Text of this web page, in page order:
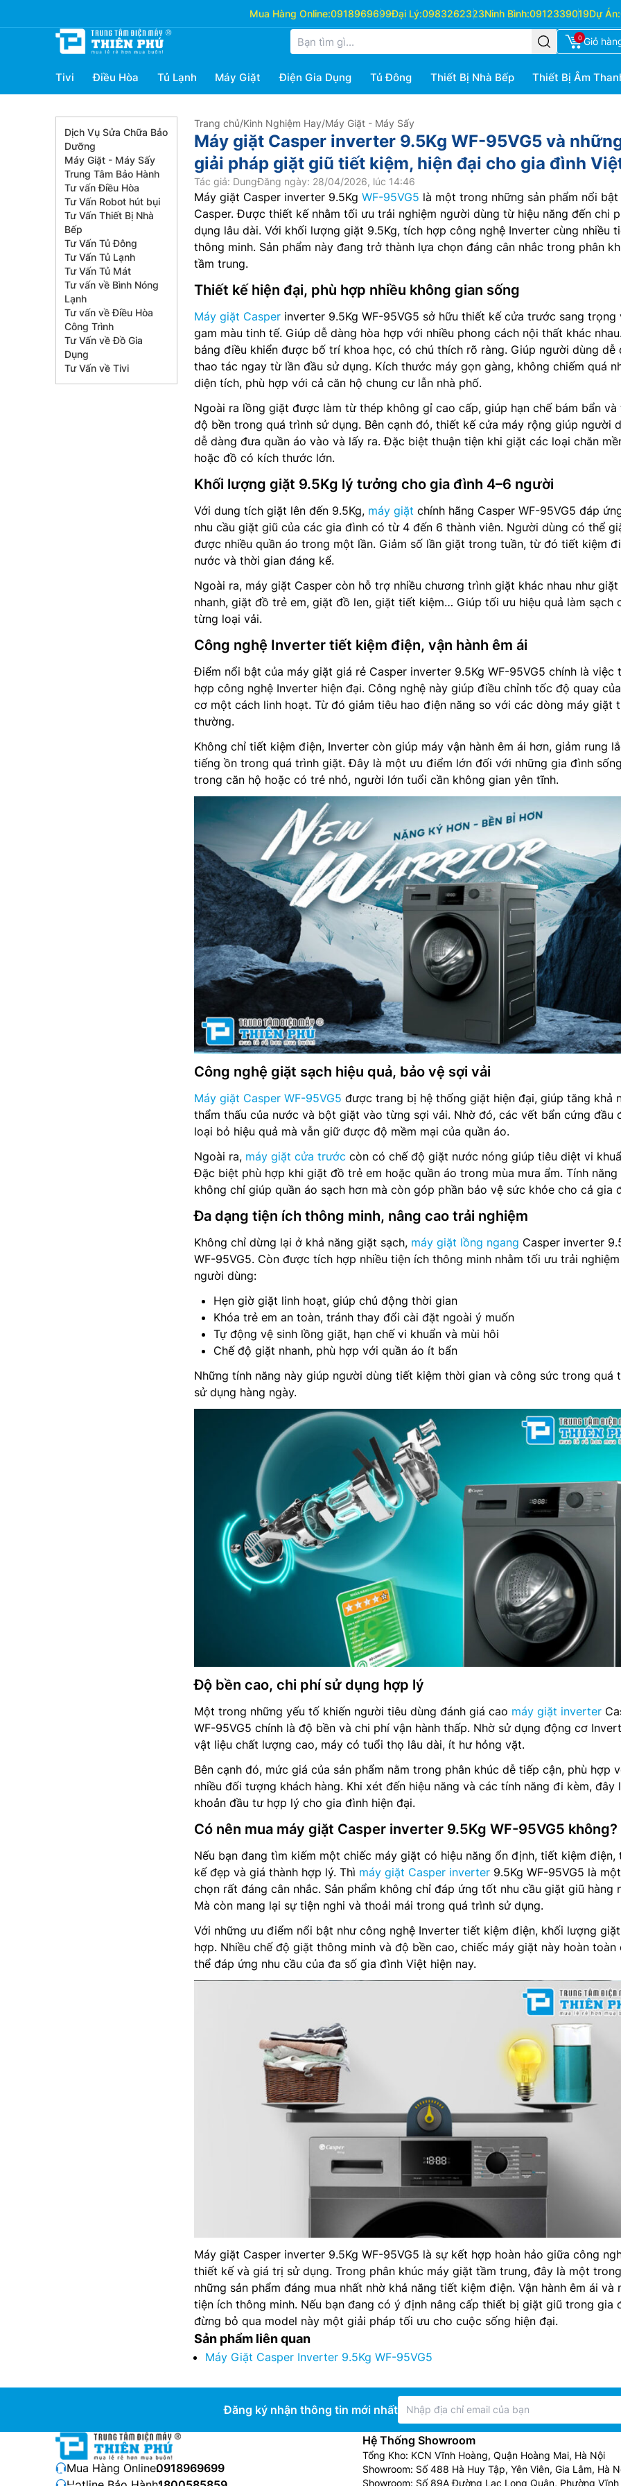
Mua Hàng Online:0918969699Đại Lý:0983262323Ninh Bình:0912339019Dự Án:
0 Giỏ
Tivi Điều Hòa Tủ Lạnh Máy Giặt Điện Gia Dụng Tủ Đông Thiết Bị Nhà Bếp Thiết Bị Âm
Dịch Vụ Sửa Chữa Bảo
Dưỡng
Máy Giặt - Máy Sấy
Trung Tâm Bảo Hành
Tư vấn Điều Hòa
Tư Vấn Robot hút bụi
Tư Vấn Thiết Bị Nhà
Bếp
Tư Vấn Tủ Đông
Tư Vấn Tủ Lạnh
Tư Vấn Tủ Mát
Tư vấn về Bình Nóng
Lạnh
Tư vấn về Điều Hòa
Công Trình
Tư Vấn về Đồ Gia
Dụng
Tư Vấn về Tivi
Trang chủ/Kinh Nghiệm Hay/Máy Giặt - Máy Sấy
Máy giặt Casper inverter 9.5Kg WF-95VG5 và
giải pháp giặt giũ tiết kiệm, hiện đại cho gia đình
Tác giả: DungĐăng ngày: 28/04/2026, lúc 14:46
Máy giặt Casper inverter 9.5Kg WF-95VG5 là một trong những sản phẩm nổi bật
Casper. Được thiết kế nhằm tối ưu trải nghiệm người dùng từ hiệu năng đến chi
dụng lâu dài. Với khối lượng giặt 9.5Kg, tích hợp công nghệ Inverter cùng nhiều
thông minh. Sản phẩm này đang trở thành lựa chọn đáng cân nhắc trong phân
tầm trung.
Thiết kế hiện đại, phù hợp nhiều không gian sống
Máy giặt Casper inverter 9.5Kg WF-95VG5 sở hữu thiết kế cửa trước sang trọng
gam màu tinh tế. Giúp dễ dàng hòa hợp với nhiều phong cách nội thất khác
bảng điều khiển được bố trí khoa học, có chú thích rõ ràng. Giúp người dùng dễ
thao tác ngay từ lần đầu sử dụng. Kích thước máy gọn gàng, không chiếm quá
diện tích, phù hợp với cả căn hộ chung cư lẫn nhà phố.
Ngoài ra lồng giặt được làm từ thép không gỉ cao cấp, giúp hạn chế bám bẩn và
độ bền trong quá trình sử dụng. Bên cạnh đó, thiết kế cửa máy rộng giúp người
dễ dàng đưa quần áo vào và lấy ra. Đặc biệt thuận tiện khi giặt các loại chăn
hoặc đồ có kích thước lớn.
Khối lượng giặt 9.5Kg lý tưởng cho gia đình 4–6 người
Với dung tích giặt lên đến 9.5Kg, máy giặt chính hãng Casper WF-95VG5 đáp
nhu cầu giặt giũ của các gia đình có từ 4 đến 6 thành viên. Người dùng có thể
được nhiều quần áo trong một lần. Giảm số lần giặt trong tuần, từ đó tiết kiệm
nước và thời gian đáng kể.
Ngoài ra, máy giặt Casper còn hỗ trợ nhiều chương trình giặt khác nhau như giặt
nhanh, giặt đồ trẻ em, giặt đồ len, giặt tiết kiệm… Giúp tối ưu hiệu quả làm sạch
từng loại vải.
Công nghệ Inverter tiết kiệm điện, vận hành êm ái
Điểm nổi bật của máy giặt giá rẻ Casper inverter 9.5Kg WF-95VG5 chính là việc
hợp công nghệ Inverter hiện đại. Công nghệ này giúp điều chỉnh tốc độ quay
cơ một cách linh hoạt. Từ đó giảm tiêu hao điện năng so với các dòng máy giặt
thường.
Không chỉ tiết kiệm điện, Inverter còn giúp máy vận hành êm ái hơn, giảm rung
tiếng ồn trong quá trình giặt. Đây là một ưu điểm lớn đối với những gia đình
trong căn hộ hoặc có trẻ nhỏ, người lớn tuổi cần không gian yên tĩnh.
Công nghệ giặt sạch hiệu quả, bảo vệ sợi vải
Máy giặt Casper WF-95VG5 được trang bị hệ thống giặt hiện đại, giúp tăng khả
thẩm thấu của nước và bột giặt vào từng sợi vải. Nhờ đó, các vết bẩn cứng đầu
loại bỏ hiệu quả mà vẫn giữ được độ mềm mại của quần áo.
Ngoài ra, máy giặt cửa trước còn có chế độ giặt nước nóng giúp tiêu diệt vi
Đặc biệt phù hợp khi giặt đồ trẻ em hoặc quần áo trong mùa mưa ẩm. Tính năng
không chỉ giúp quần áo sạch hơn mà còn góp phần bảo vệ sức khỏe cho cả gia
Đa dạng tiện ích thông minh, nâng cao trải nghiệm
Không chỉ dừng lại ở khả năng giặt sạch, máy giặt lồng ngang Casper inverter
WF-95VG5. Còn được tích hợp nhiều tiện ích thông minh nhằm tối ưu trải nghiệm
người dùng:
Hẹn giờ giặt linh hoạt, giúp chủ động thời gian
Khóa trẻ em an toàn, tránh thay đổi cài đặt ngoài ý muốn
Tự động vệ sinh lồng giặt, hạn chế vi khuẩn và mùi hôi
Chế độ giặt nhanh, phù hợp với quần áo ít bẩn
Những tính năng này giúp người dùng tiết kiệm thời gian và công sức trong quá
sử dụng hàng ngày.
Độ bền cao, chi phí sử dụng hợp lý
Một trong những yếu tố khiến người tiêu dùng đánh giá cao máy giặt inverter
WF-95VG5 chính là độ bền và chi phí vận hành thấp. Nhờ sử dụng động cơ
vật liệu chất lượng cao, máy có tuổi thọ lâu dài, ít hư hỏng vặt.
Bên cạnh đó, mức giá của sản phẩm nằm trong phân khúc dễ tiếp cận, phù hợp
nhiều đối tượng khách hàng. Khi xét đến hiệu năng và các tính năng đi kèm, đây
khoản đầu tư hợp lý cho gia đình hiện đại.
Có nên mua máy giặt Casper inverter 9.5Kg WF-95VG5 không?
Nếu bạn đang tìm kiếm một chiếc máy giặt có hiệu năng ổn định, tiết kiệm điện,
kế đẹp và giá thành hợp lý. Thì máy giặt Casper inverter 9.5Kg WF-95VG5 là
chọn rất đáng cân nhắc. Sản phẩm không chỉ đáp ứng tốt nhu cầu giặt giũ hàng
Mà còn mang lại sự tiện nghi và thoải mái trong quá trình sử dụng.
Với những ưu điểm nổi bật như công nghệ Inverter tiết kiệm điện, khối lượng
hợp. Nhiều chế độ giặt thông minh và độ bền cao, chiếc máy giặt này hoàn toàn
thể đáp ứng nhu cầu của đa số gia đình Việt hiện nay.
Máy giặt Casper inverter 9.5Kg WF-95VG5 là sự kết hợp hoàn hảo giữa công
thiết kế và giá trị sử dụng. Trong phân khúc máy giặt tầm trung, đây là một trong
những sản phẩm đáng mua nhất nhờ khả năng tiết kiệm điện. Vận hành êm ái và
tiện ích thông minh. Nếu bạn đang có ý định nâng cấp thiết bị giặt giũ trong gia
đừng bỏ qua model này một giải pháp tối ưu cho cuộc sống hiện đại.
Sản phẩm liên quan
Máy Giặt Casper Inverter 9.5Kg WF-95VG5
Đăng ký nhận thông tin mới nhất
Mua Hàng Online:0918969699
Hệ Thống Showroom
Tổng Kho: KCN Vĩnh Hoàng, Quận Hoàng Mai, Hà Nội
Showroom: Số 488 Hà Huy Tập, Yên Viên, Gia Lâm, Hà
Showroom: Số 89A Đường Lạc Long Quân, Phường Vĩnh